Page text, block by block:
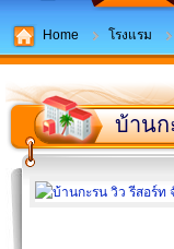
Home โรงแรม
บ้านก